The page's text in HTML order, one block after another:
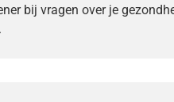
bij vragen over je